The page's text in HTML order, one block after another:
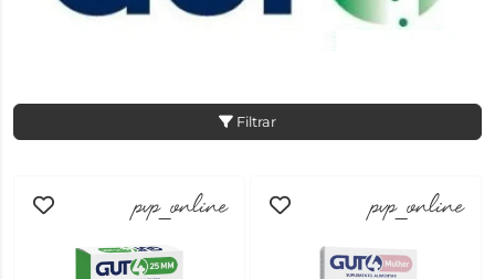
Filtrar
pvp_online pvp_online